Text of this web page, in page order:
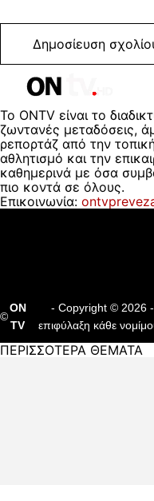
Το ONTV είναι το
ζωντανές μεταδόσεις,
ρεπορτάζ από την
αθλητισμό και την
καθημερινά με όσα
πιο κοντά σε όλους.
Επικοινωνία:
©
ON
TV
- Copyright © 2026
επιφύλαξη κάθε
ΠΕΡΙΣΣΟΤΕΡΑ ΘΕΜΑΤΑ